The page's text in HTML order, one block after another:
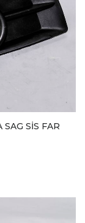
SİS FAR